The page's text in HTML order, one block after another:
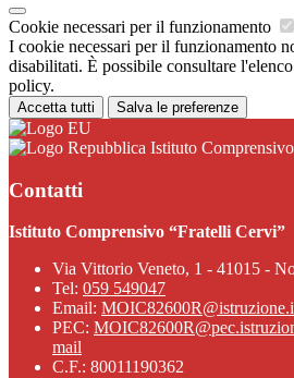
Cookie necessari per il funzionamento
I cookie necessari per il funzionamento
disabilitati. È possibile consultare
policy.
Accetta tutti Salva le preferenze
Istituto
Contatti
Istituto Comprensivo “Fratelli Cervi”
Via Vittorio Veneto, 1 - 41015 -
Tel: 059 549047
Email:
PEC:
mail
C.F.: 80011190362